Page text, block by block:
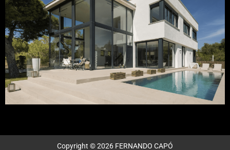
Copyright © 2026 FERNANDO CAPÓ